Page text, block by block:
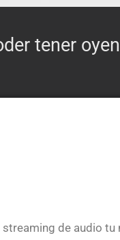
tener
de audio